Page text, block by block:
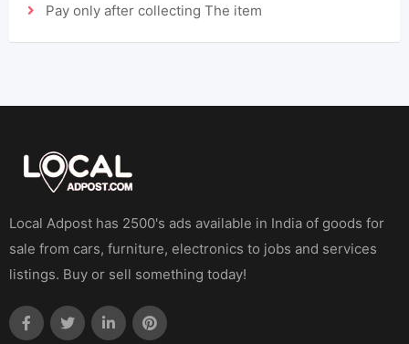
Pay only after collecting The item
Local Adpost has 2500's ads available in India of goods for
sale from cars, furniture, electronics to jobs and services
listings. Buy or sell something today!